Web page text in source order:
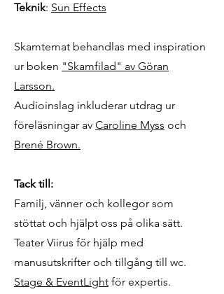
Teknik: Sun Effects
Skamtemat behandlas med inspiration
ur boken "Skamfilad" av Göran
Larsson.
Audioinslag inkluderar utdrag ur
föreläsningar av Caroline Myss och
Brené Brown.
Tack till:
Familj, vänner och kollegor som
stöttat och hjälpt oss på olika sätt.
Teater Viirus för hjälp med
manusutskrifter och tillgång till wc.
Stage & EventLight för expertis.